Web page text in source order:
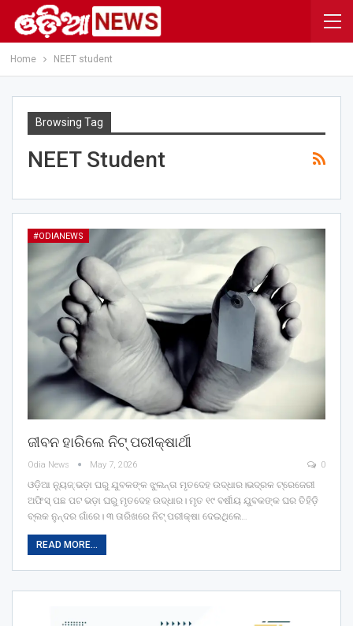
Home NEET student
Browsing Tag
NEET Student
#ODIANEWS
ଜୀବନ ହାରିଲେ ନିଟ୍ ପରୀକ୍ଷାର୍ଥୀ
Odia News May 7, 2026 0
ଓଡ଼ିଆ ନ୍ୟୁଜ୍:ଭଡ଼ା ଘରୁ ଯୁବକଙ୍କ ଝୁଲନ୍ତା ମୃତଦେହ ଉଦ୍ଧାର।ଭଦ୍ରକ ଟ୍ରେଜେରୀ
ଅଫିସ୍ ପଛ ପଟ ଭଡ଼ା ଘରୁ ମୃତଦେହ ଉଦ୍ଧାର। ମୃତ ୧୯ ବର୍ଷୀୟ ଯୁବକଙ୍କ ଘର ତିହିଡ଼ି
ବ୍ଲକ ନୁନ୍ଦର ଗାଁରେ। ୩ ତାରିଖରେ ନିଟ୍ ପରୀକ୍ଷା ଦେଇଥିଲେ…
READ MORE...